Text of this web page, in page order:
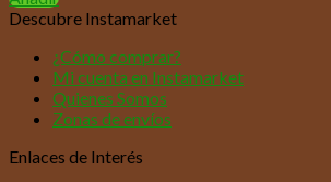
Descubre Instamarket
¿Cómo comprar?
Mi cuenta en Instamarket
Quienes Somos
Zonas de envíos
Enlaces de Interés